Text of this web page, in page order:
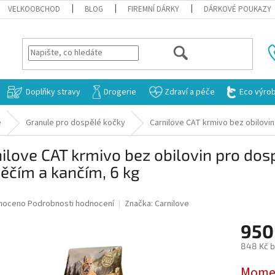
VELKOOBCHOD BLOG FIREMNÍ DÁRKY DÁRKOVÉ POUKAZY
HLEDAT
Doplňky stravy Drogerie Zdraví a péče Eco
Granule pro dospělé kočky Carnilove CAT krmivo bez
CAT krmivo bez obilovin pro
a kančím, 6 kg
Podrobnosti hodnocení Značka: Carnilove
848 Kč